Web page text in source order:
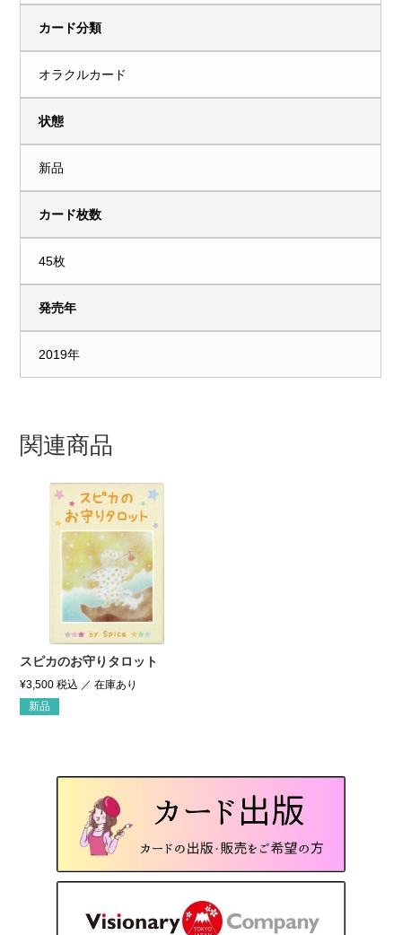
カード分類
オラクルカード
状態
新品
カード枚数
45枚
発売年
2019年
関連商品
スピカのお守りタロット
¥3,500 税込
新品